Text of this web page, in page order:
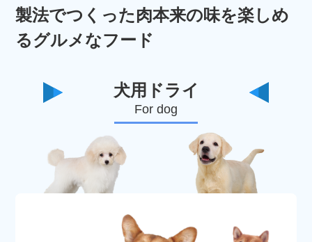
製法でつくった肉本来の味を楽しめ
るグルメなフード
犬用ドライ
For dog